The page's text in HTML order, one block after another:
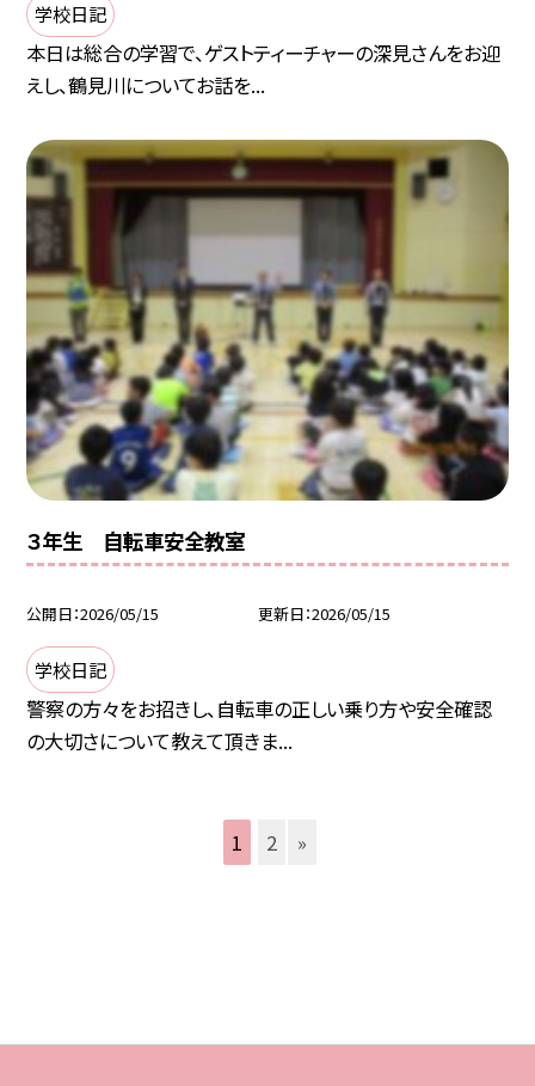
学校日記
本日は総合の学習で、ゲストティーチャーの深見さんをお迎
えし、鶴見川についてお話を...
３年生 自転車安全教室
公開日 2026/05/15 更新日 2026/05/15
学校日記
警察の方々をお招きし、自転車の正しい乗り方や安全確認
の大切さについて教えて頂きま...
1 2 »